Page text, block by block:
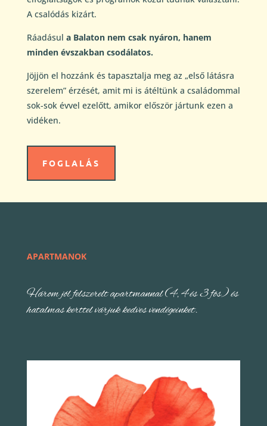
A csalódás kizárt.
Ráadásul a Balaton nem csak nyáron, hanem
minden évszakban csodálatos.
Jöjjön el hozzánk és tapasztalja meg az „első látásra
szerelem” érzését, amit mi is átéltünk a családommal
sok-sok évvel ezelőtt, amikor először jártunk ezen a
vidéken.
FOGLALÁS
APARTMANOK
Három jól felszerelt apartmannal (4, 4 és 3 fős) és
hatalmas kerttel várjuk kedves vendégeinket.